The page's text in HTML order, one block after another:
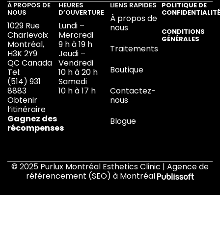
À PROPOS DE
NOUS
1029 Rue
Charlevoix
Montréal,
H3K 2Y9
QC Canada
Tel:
(514) 931
8883
Obtenir
l’itinéraire
Gagnez des
récompenses
HEURES
D’OUVERTURE
Lundi –
Mercredi
9 h à 19 h
Jeudi –
Vendredi
10 h à 20 h
Samedi
10 h à 17 h
LIENS RAPIDES
À propos de
nous
Traitements
Boutique
Contactez-
nous
Blogue
POLITIQUE DE
CONFIDENTIALITÉ
CONDITIONS
GÉNÉRALES
© 2025 Purlux Montréal Esthetics Clinic | Agence de
référencement (SEO) à Montréal